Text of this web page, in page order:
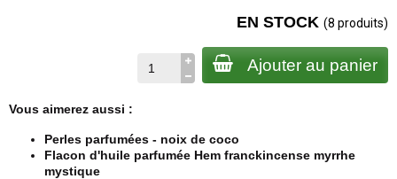
EN STOCK (8 produits)
Ajouter au panier
Vous aimerez aussi :
Perles parfumées - noix de coco
Flacon d'huile parfumée Hem franckincense myrrhe
mystique